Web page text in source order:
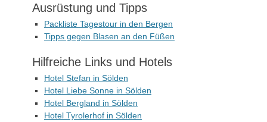
Ausrüstung und Tipps
Packliste Tagestour in den Bergen
Tipps gegen Blasen an den Füßen
Hilfreiche Links und Hotels
Hotel Stefan in Sölden
Hotel Liebe Sonne in Sölden
Hotel Bergland in Sölden
Hotel Tyrolerhof in Sölden